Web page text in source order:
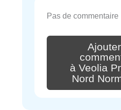
Pas de commentaire
à Veolia
Nord